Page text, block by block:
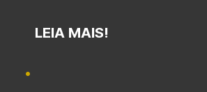
LEIA MAIS!